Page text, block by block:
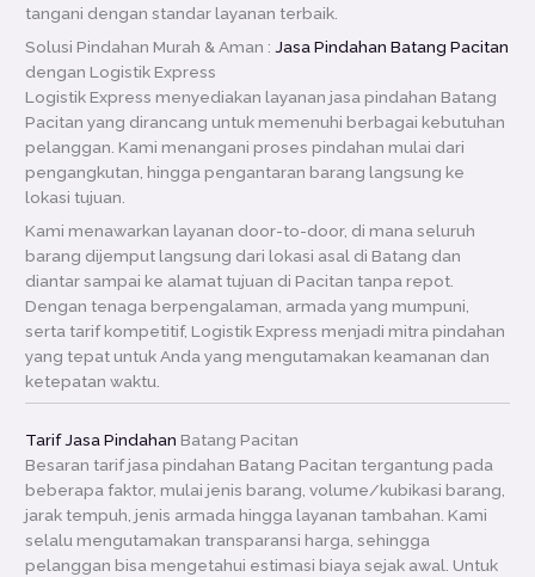
tangani dengan standar layanan terbaik.
Solusi Pindahan Murah & Aman : Jasa Pindahan Batang Pacitan
dengan Logistik Express
Logistik Express menyediakan layanan jasa pindahan Batang
Pacitan yang dirancang untuk memenuhi berbagai kebutuhan
pelanggan. Kami menangani proses pindahan mulai dari
pengangkutan, hingga pengantaran barang langsung ke
lokasi tujuan.
Kami menawarkan layanan door-to-door, di mana seluruh
barang dijemput langsung dari lokasi asal di Batang dan
diantar sampai ke alamat tujuan di Pacitan tanpa repot.
Dengan tenaga berpengalaman, armada yang mumpuni,
serta tarif kompetitif, Logistik Express menjadi mitra pindahan
yang tepat untuk Anda yang mengutamakan keamanan dan
ketepatan waktu.
Tarif Jasa Pindahan Batang Pacitan
Besaran tarif jasa pindahan Batang Pacitan tergantung pada
beberapa faktor, mulai jenis barang, volume/kubikasi barang,
jarak tempuh, jenis armada hingga layanan tambahan. Kami
selalu mengutamakan transparansi harga, sehingga
pelanggan bisa mengetahui estimasi biaya sejak awal. Untuk